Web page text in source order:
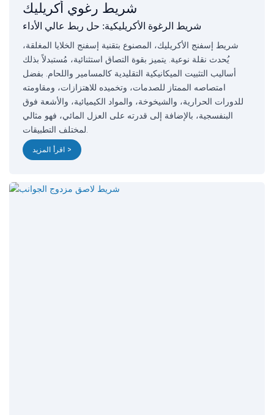
شريط رغوي أكريليك
شريط الرغوة الأكريليكية: حل ربط عالي الأداء
شريط إسفنج الأكريليك، المصنوع بتقنية إسفنج الخلايا المغلقة،
يُحدث نقلة نوعية. يتميز بقوة التصاق استثنائية، مُستبدلاً بذلك
أساليب التثبيت الميكانيكية التقليدية كالمسامير واللحام. بفضل
امتصاصه الممتاز للصدمات، وتخميده للاهتزازات، ومقاومته
للدورات الحرارية، والشيخوخة، والمواد الكيميائية، والأشعة فوق
البنفسجية، بالإضافة إلى قدرته على العزل المائي، فهو مثالي
لمختلف التطبيقات.
اقرأ المزيد >